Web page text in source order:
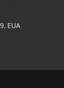
EUA